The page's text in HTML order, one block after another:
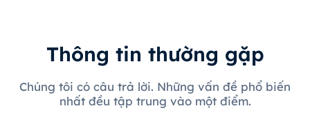
Thông tin thường gặp
Chúng tôi có câu trả lời. Những vấn đề phổ biến
nhất đều tập trung vào một điểm.